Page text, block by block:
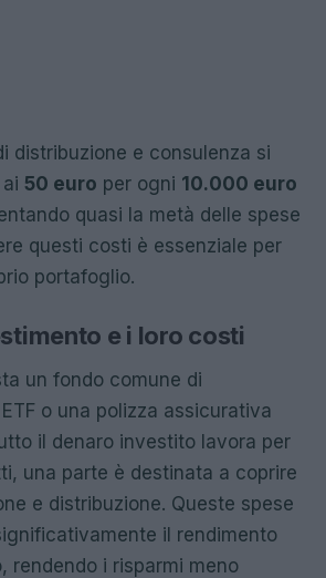
distribuzione e consulenza si
50 euro per ogni 10.000 euro
quasi la metà delle spese
questi costi è essenziale per
portafoglio.
e i loro costi
un fondo comune di
o una polizza assicurativa
il denaro investito lavora per
una parte è destinata a coprire
e distribuzione. Queste spese
il rendimento
rendendo i risparmi meno